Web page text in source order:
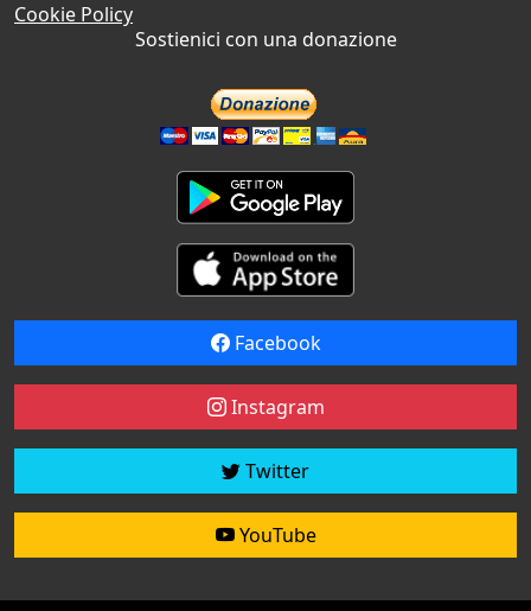
Cookie Policy
Sostienici con una donazione
Facebook
Instagram
Twitter
YouTube